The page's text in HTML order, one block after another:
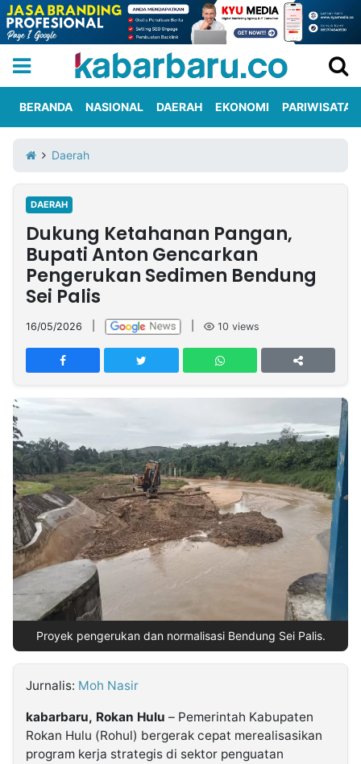
Iklan
Berita
Kami
Nasional
International
Olahraga
Entertainment
Daerah
Pariwisata
Kuliner
Kolom
Network
PT
TREETAN
MULTIMEDIA
INDONESIA
Partner
Insight
NTB
Suara
Time
Lens
IDN
Daily
Jogja
Jalan
Rakyat
Idealita
News
Kita
Notice
Dinamikapost.com
Radar
Baru
Seedbacklink
Follow
Kabarbaru
BERANDA NASIONAL DAERAH EKONOMI PARIWISATA
Daerah
DAERAH
Dukung Ketahanan Pangan,
Bupati Anton Gencarkan
Pengerukan Sedimen Bendung
Sei Palis
16/05/2026 10 views
Proyek pengerukan dan normalisasi Bendung Sei Palis.
Jurnalis: Moh Nasir
kabarbaru, Rokan Hulu – Pemerintah Kabupaten
Rokan Hulu (Rohul) bergerak cepat merealisasikan
program kerja strategis di sektor penguatan